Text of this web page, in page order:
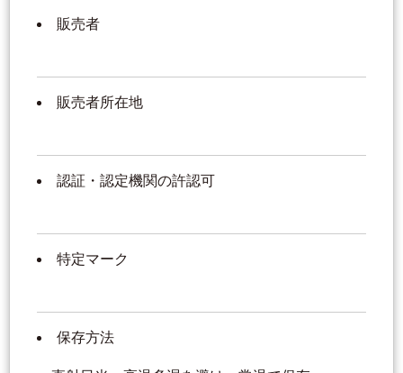
販売者
販売者所在地
認証・認定機関の許認可
特定マーク
保存方法